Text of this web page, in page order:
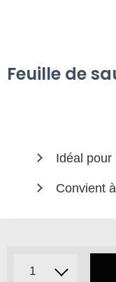
Feuille de
Idéal pour
Convient